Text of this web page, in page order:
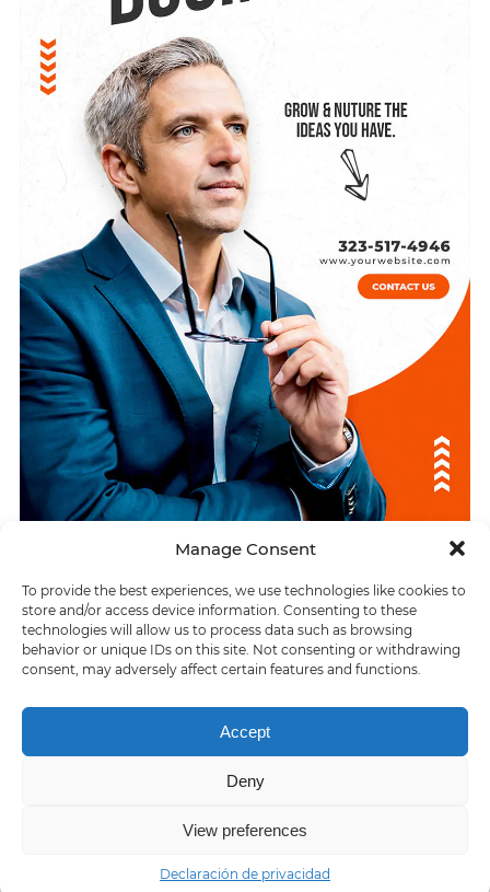
Manage Consent
To provide the best experiences, we use technologies like cookies to
store and/or access device information. Consenting to these
technologies will allow us to process data such as browsing
behavior or unique IDs on this site. Not consenting or withdrawing
consent, may adversely affect certain features and functions.
Accept
Deny
View preferences
Declaración de privacidad
ÚLTIMAS RESPUESTAS
Antigua Birmania
> Isla en la que nació el dios griego Apolo
Privacy policy